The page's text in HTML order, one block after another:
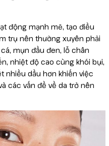
động mạnh mẽ, tạo điều
trụ nên thường xuyên phải
mụn đầu đen, lỗ chân
nhiệt độ cao cùng khói bụi,
nhiều dầu hơn khiến việc
các vấn đề về da trở nên